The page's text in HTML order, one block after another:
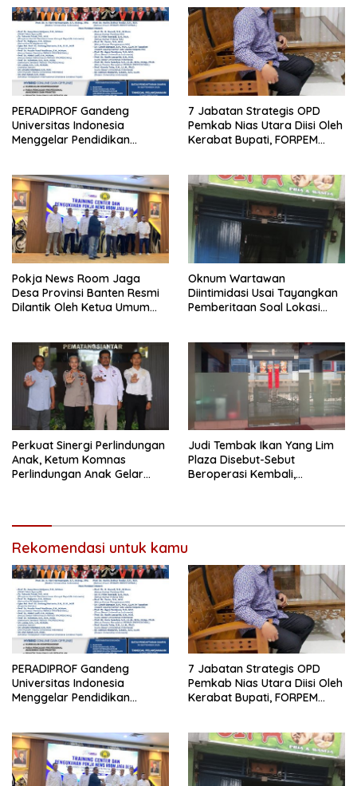
PERADIPROF Gandeng
Universitas Indonesia
Menggelar Pendidikan
7 Jabatan Strategis OPD
Pemkab Nias Utara Diisi Oleh
Kerabat Bupati, FORPEM
Pokja News Room Jaga
Desa Provinsi Banten Resmi
Dilantik Oleh Ketua Umum
Oknum Wartawan
Diintimidasi Usai Tayangkan
Pemberitaan Soal Lokasi
Perkuat Sinergi Perlindungan
Anak, Ketum Komnas
Perlindungan Anak Gelar
Judi Tembak Ikan Yang Lim
Plaza Disebut-Sebut
Beroperasi Kembali,
Rekomendasi untuk kamu
PERADIPROF Gandeng
Universitas Indonesia
Menggelar Pendidikan
7 Jabatan Strategis OPD
Pemkab Nias Utara Diisi Oleh
Kerabat Bupati, FORPEM